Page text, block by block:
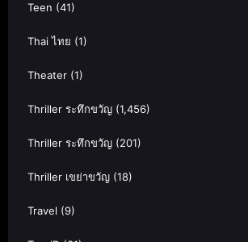
Teen (41)
Thai ไทย (1)
Theater (1)
Thriller ระทึกขวัญ (1,456)
Thriller ระทึกขวัญ (201)
Thriller เขย่าขวัญ (18)
Travel (9)